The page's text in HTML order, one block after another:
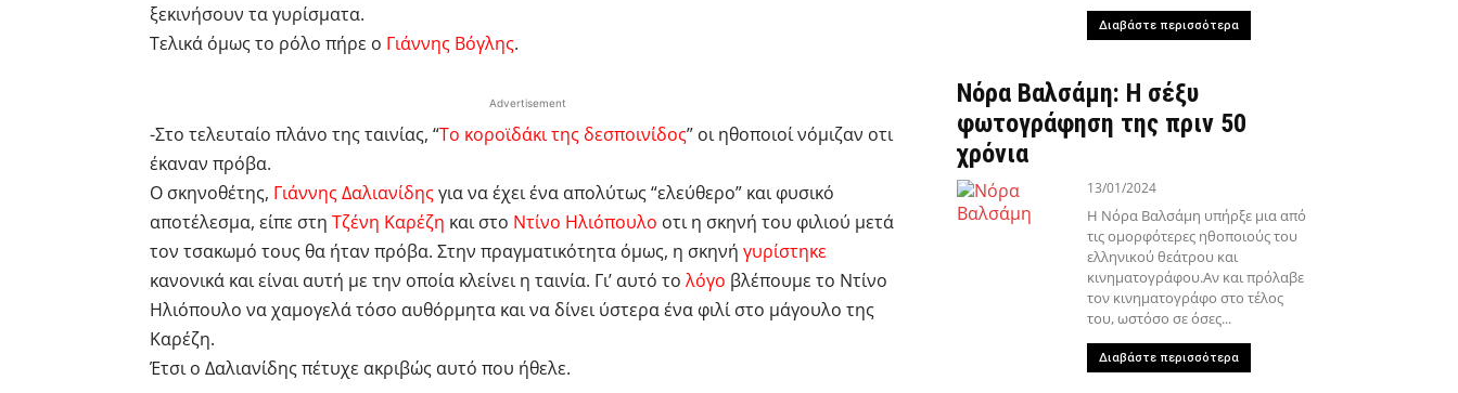
ξεκινήσουν τα γυρίσματα.
Τελικά όμως το ρόλο πήρε ο Γιάννης Βόγλης.
Advertisement
-Στο τελευταίο πλάνο της ταινίας, “Το κοροϊδάκι της δεσποινίδος” οι ηθοποιοί νόμιζαν οτι
έκαναν πρόβα.
Ο σκηνοθέτης, Γιάννης Δαλιανίδηςγια να έχει ένα απολύτως “ελεύθερο” και φυσικό
αποτέλεσμα, είπε στη Τζένη Καρέζη και στο Ντίνο Ηλιόπουλο οτι η σκηνή του φιλιού μετά
τον τσακωμό τους θα ήταν πρόβα. Στην πραγματικότητα όμως, η σκηνή γυρίστηκε
κανονικά και είναι αυτή με την οποία κλείνει η ταινία. Γι’ αυτό το λόγο βλέπουμε το Ντίνο
Ηλιόπουλο να χαμογελά τόσο αυθόρμητα και να δίνει ύστερα ένα φιλί στο μάγουλο της
Καρέζη.
Έτσι ο Δαλιανίδης πέτυχε ακριβώς αυτό που ήθελε.
Διαβάστε περισσότερα
Νόρα Βαλσάμη: Η σέξυ
φωτογράφηση της πριν 50
χρόνια
13/01/2024
Η Νόρα Βαλσάμη υπήρξε μια από
τις ομορφότερες ηθοποιούς του
ελληνικού θεάτρου και
κινηματογράφου.Αν και πρόλαβε
τον κινηματογράφο στο τέλος
του, ωστόσο σε όσες...
Διαβάστε περισσότερα